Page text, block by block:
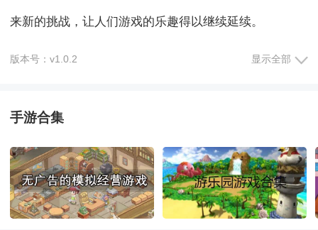
来新的挑战，让人们游戏的乐趣得以继续延续。
3、轻松的游戏操作，与其他模拟游戏相比，这款游戏玩
4、刺激的任务关卡，这些关卡既有挑战性，又不失乐
趣，给人们带来了很多的快乐。
《娱乐热潮》游戏优势：
版本号：v1.0.2 显示全部
手游合集